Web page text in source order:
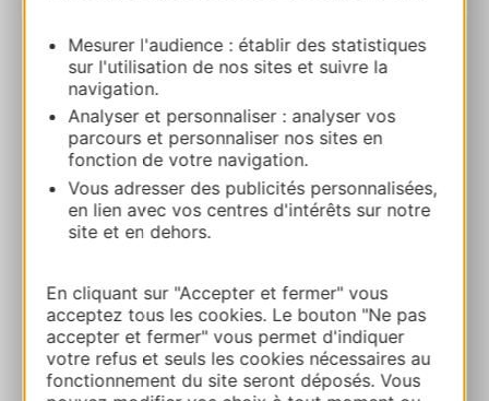
Mesurer l'audience : établir des statistiques
sur l'utilisation de nos sites et suivre la
navigation.
Analyser et personnaliser : analyser vos
parcours et personnaliser nos sites en
fonction de votre navigation.
Vous adresser des publicités personnalisées,
en lien avec vos centres d'intérêts sur notre
site et en dehors.
En cliquant sur "Accepter et fermer" vous
acceptez tous les cookies. Le bouton "Ne pas
accepter et fermer" vous permet d'indiquer
votre refus et seuls les cookies nécessaires au
fonctionnement du site seront déposés. Vous
Le Bistrot du Boucher
8 quai de la Tour des Rondes 81500
LAVAUR
Calcola il tuo percorso
07 66 55 79 78
E-mail
Facebook